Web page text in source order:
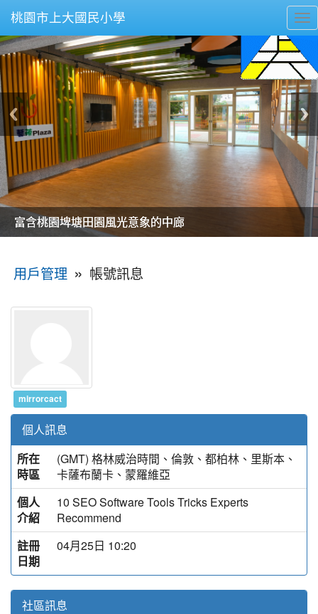
桃園市上大國民小學
美麗的操場是我們活力的來源
美麗的操場是我們活力的來源
煥然一新的小司令台
煥然一新的小司令台
富含桃園埤塘田園風光意象的中廊
富含桃園埤塘田園風光意象的中廊
嶄新的中庭廣場
嶄新的中庭廣場
水生池生生不息
水生池生生不息
用戶管理 » 帳號訊息
mirrorcact
個人訊息
所在
時區
(GMT) 格林威治時間、倫敦、都柏林、里斯本、
卡薩布蘭卡、蒙羅維亞
個人
介紹
10 SEO Software Tools Tricks Experts
Recommend
註冊
日期
04月25日 10:20
社區訊息